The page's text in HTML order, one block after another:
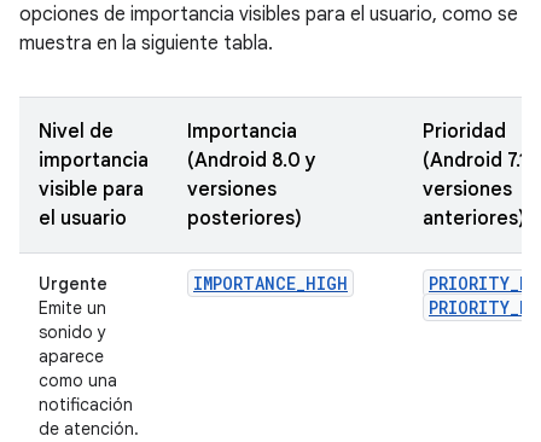
opciones de importancia visibles para el usuario, como se
muestra en la siguiente tabla.
Nivel de
importancia
visible para
el usuario
Importancia
(Android 8.0 y
versiones
posteriores)
Prioridad
(Android 7.1
versiones
anteriores)
Urgente
Emite un
sonido y
aparece
como una
notificación
de atención.
IMPORTANCE_HIGH